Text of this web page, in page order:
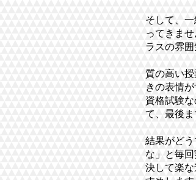
そして、
ってきま
ラスの雰
質の高い
きの表情
資格試験
て、最後
結果がど
な」と毎回
決して楽